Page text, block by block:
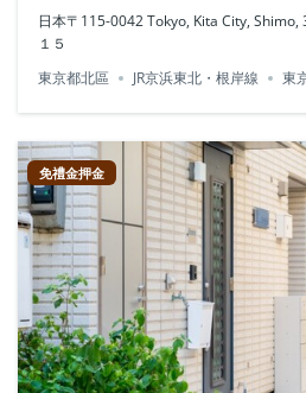
日本〒115-0042 Tokyo, Kita City,
１５
東京都北區
JR京浜東北・根岸線 東
免禮金押金